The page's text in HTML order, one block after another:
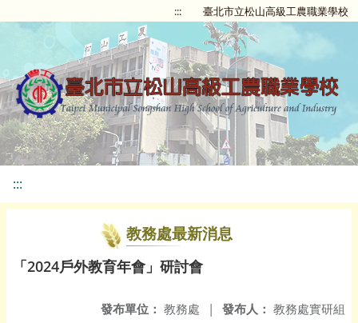
::: 臺北市立松山高級工農職業學校
:::
教務處最新消息
「2024戶外教育年會」研討會
發布人： 教務處實研組
發布單位： 教務處 |